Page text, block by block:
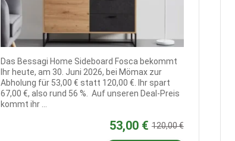
Das Bessagi Home Sideboard Fosca bekommt
Ihr heute, am 30. Juni 2026, bei Mömax zur
Abholung für 53,00 € statt 120,00 €. Ihr spart
67,00 €, also rund 56 %. Auf unseren Deal-Preis
kommt ihr ...
53,00 € 120,00 €